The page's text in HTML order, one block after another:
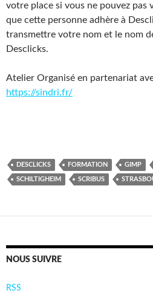
votre place si vous ne pouvez pas
que cette personne adhère à
transmettre votre nom et le nom
Desclicks.
Atelier Organisé en partenariat
https://sindri.fr/
DESCLICKS FORMATION GIMP
SCHILTIGHEIM SCRIBUS
NOUS SUIVRE
RSS